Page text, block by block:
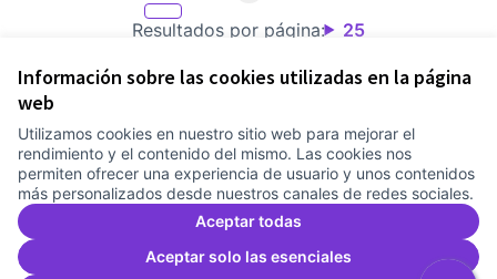
Información sobre las cookies utilizadas en la página
web
Utilizamos cookies en nuestro sitio web para mejorar el
rendimiento y el contenido del mismo. Las cookies nos
permiten ofrecer una experiencia de usuario y unos contenidos
más personalizados desde nuestros canales de redes sociales.
Aceptar todas
Aceptar solo las esenciales
Resultados por página: 25
Términos y condiciones de uso
Configuración de cookies
Comunitat Canòdrom en Facebook
(Link extern)
Comunitat Canòdrom en Instagram
(Link extern)
Comunitat Canòdrom en YouTube
(Link extern)
Castellano
Triar la llenguaElegir el idiomaChoose language